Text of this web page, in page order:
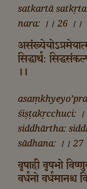
satkartā
nara: ।। 26 ।।
सिद्धार्थ:
।।
śiṣṭakṛcchuci: ।
siddhārtha:
sādhana: ।। 27
वृषाही वृषभो
वर्धनो वर्धमानश्च